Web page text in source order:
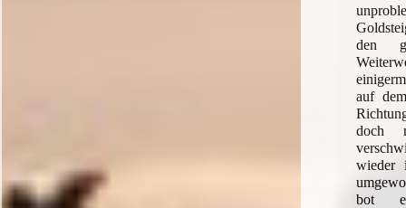
den
auf
doch
bot